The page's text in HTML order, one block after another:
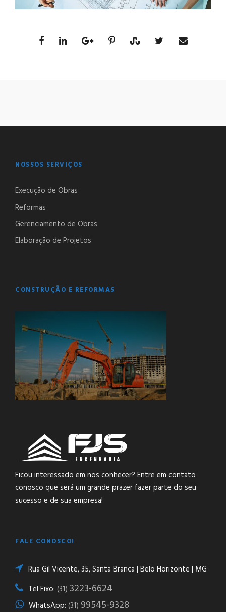
NOSSOS SERVIÇOS
Execução de Obras
Reformas
Gerenciamento de Obras
Elaboração de Projetos
CONSTRUÇÃO E REFORMAS
Ficou interessado em nos conhecer? Entre em contato
conosco que será um grande prazer fazer parte do seu
sucesso e de sua empresa!
FALE CONOSCO!
Rua Gil Vicente, 35, Santa Branca | Belo Horizonte | MG
Tel Fixo: (31) 3223-6624
WhatsApp: (31) 99545-9328